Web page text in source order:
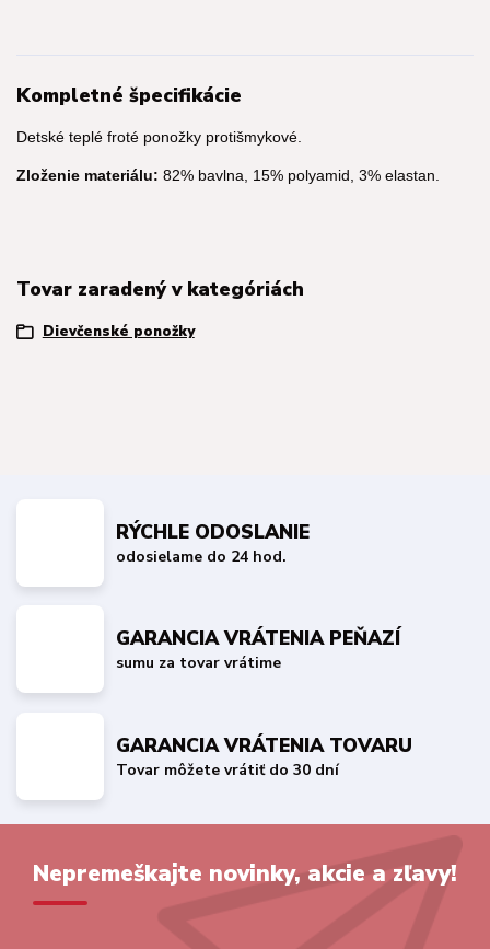
Kompletné špecifikácie
Detské teplé froté ponožky protišmykové.
Zloženie materiálu: 82% bavlna, 15% polyamid, 3% elastan.
Tovar zaradený v kategóriách
Dievčenské ponožky
RÝCHLE ODOSLANIE
odosielame do 24 hod.
GARANCIA VRÁTENIA PEŇAZÍ
sumu za tovar vrátime
GARANCIA VRÁTENIA TOVARU
Tovar môžete vrátiť do 30 dní
Nepremeškajte novinky, akcie a zľavy!